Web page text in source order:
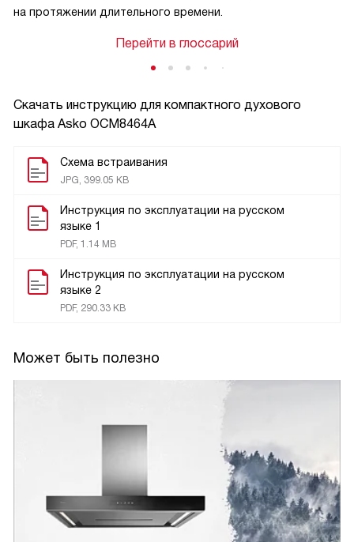
Скачать инструкцию для компактного духового
шкафа Asko OCM8464A
Схема встраивания
JPG, 399.05 KB
Инструкция по эксплуатации на русском
языке 1
PDF, 1.14 MB
Инструкция по эксплуатации на русском
языке 2
PDF, 290.33 KB
Может быть полезно
на протяжении длительного времени.
Перейти в глоссарий